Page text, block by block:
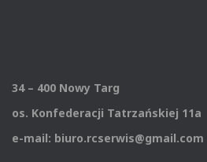
34 – 400 Nowy Targ
os. Konfederacji Tatrzańskiej 11a
e-mail: biuro.rcserwis@gmail.com